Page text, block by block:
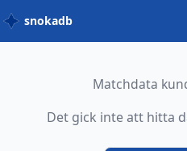
snokadb
Matchdata
Det gick inte att hitta